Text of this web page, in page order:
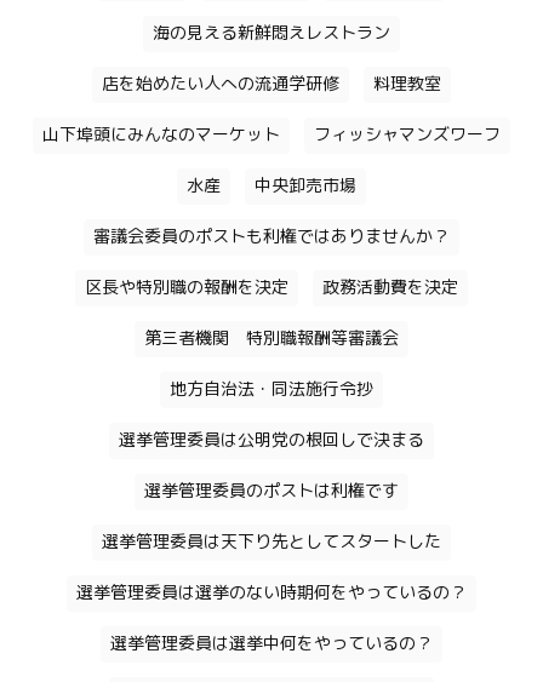
海の見える新鮮悶えレストラン
店を始めたい人への流通学研修 料理教室
山下埠頭にみんなのマーケット フィッシャマンズワーフ
水産 中央卸売市場
審議会委員のポストも利権ではありませんか？
区長や特別職の報酬を決定 政務活動費を決定
第三者機関 特別職報酬等審議会
地方自治法・同法施行令抄
選挙管理委員は公明党の根回しで決まる
選挙管理委員のポストは利権です
選挙管理委員は天下り先としてスタートした
選挙管理委員は選挙のない時期何をやっているの？
選挙管理委員は選挙中何をやっているの？